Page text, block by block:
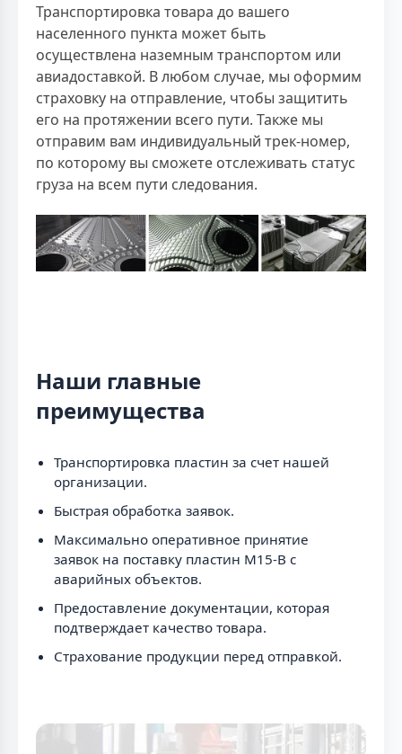
Транспортировка товара до вашего
населенного пункта может быть
осуществлена наземным транспортом или
авиадоставкой. В любом случае, мы оформим
страховку на отправление, чтобы защитить
его на протяжении всего пути. Также мы
отправим вам индивидуальный трек-номер,
по которому вы сможете отслеживать статус
груза на всем пути следования.
Наши главные
преимущества
Транспортировка пластин за счет нашей
организации.
Быстрая обработка заявок.
Максимально оперативное принятие
заявок на поставку пластин M15-B с
аварийных объектов.
Предоставление документации, которая
подтверждает качество товара.
Страхование продукции перед отправкой.